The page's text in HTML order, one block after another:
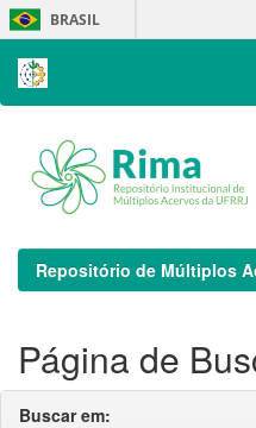
Skip
navigation
BRASIL
Repositório de Múltiplos
Página de
Buscar em: